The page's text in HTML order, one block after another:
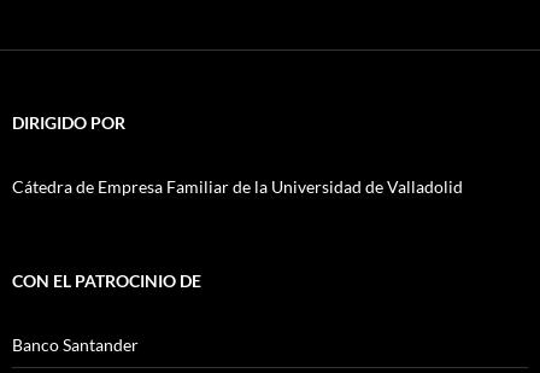
DIRIGIDO POR
Cátedra de Empresa Familiar de la Universidad de Valladolid
CON EL PATROCINIO DE
Banco Santander